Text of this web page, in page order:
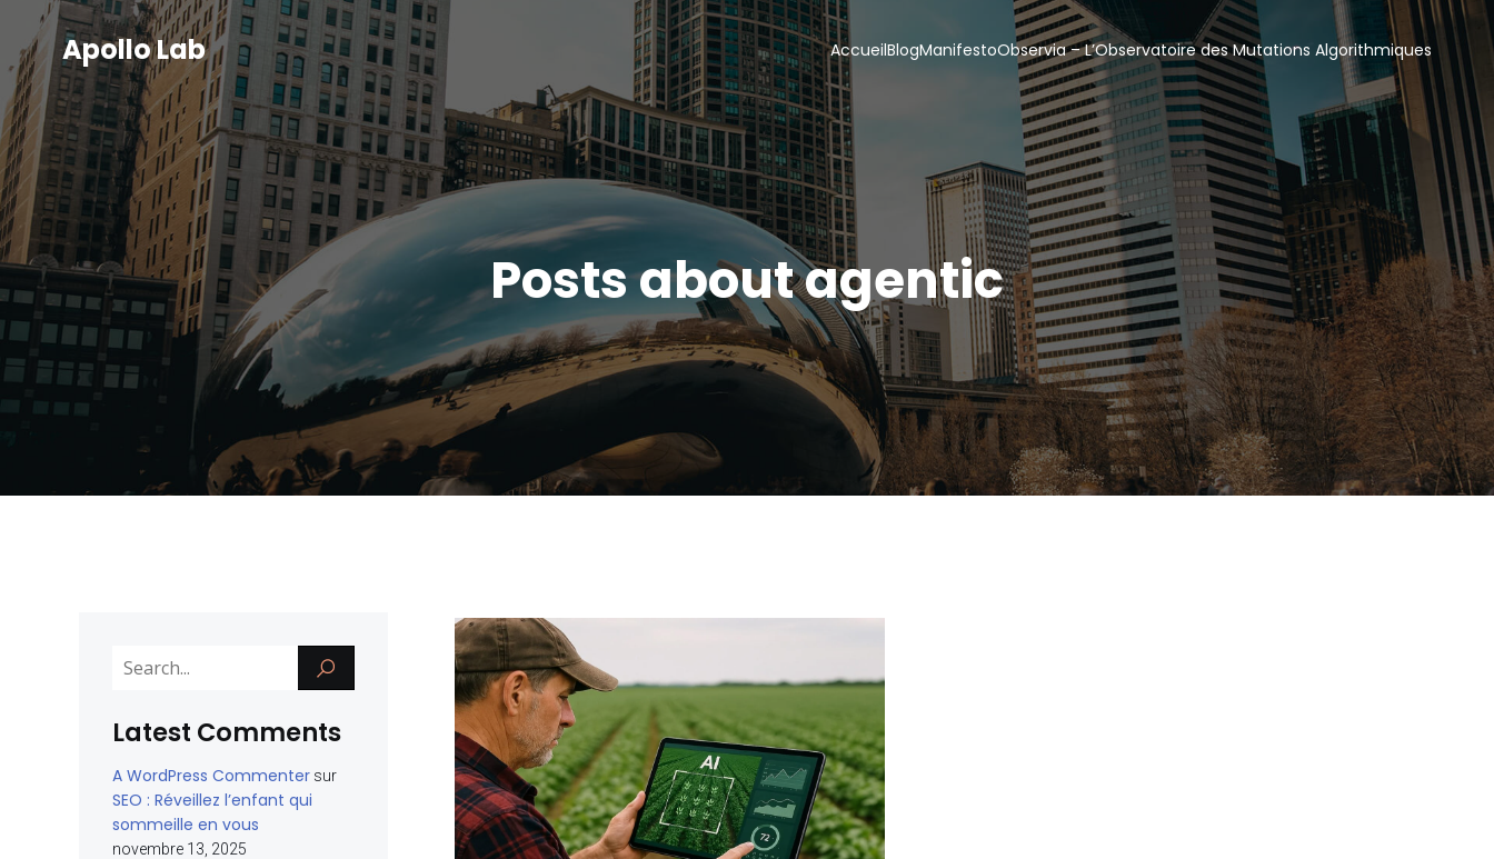
Apollo Lab AccueilBlogManifestoObservia – L’Observatoire des Mutations Algorithmiques
Posts about agentic
Latest Comments
A WordPress Commenter sur
SEO : Réveillez l’enfant qui
sommeille en vous
novembre 13, 2025